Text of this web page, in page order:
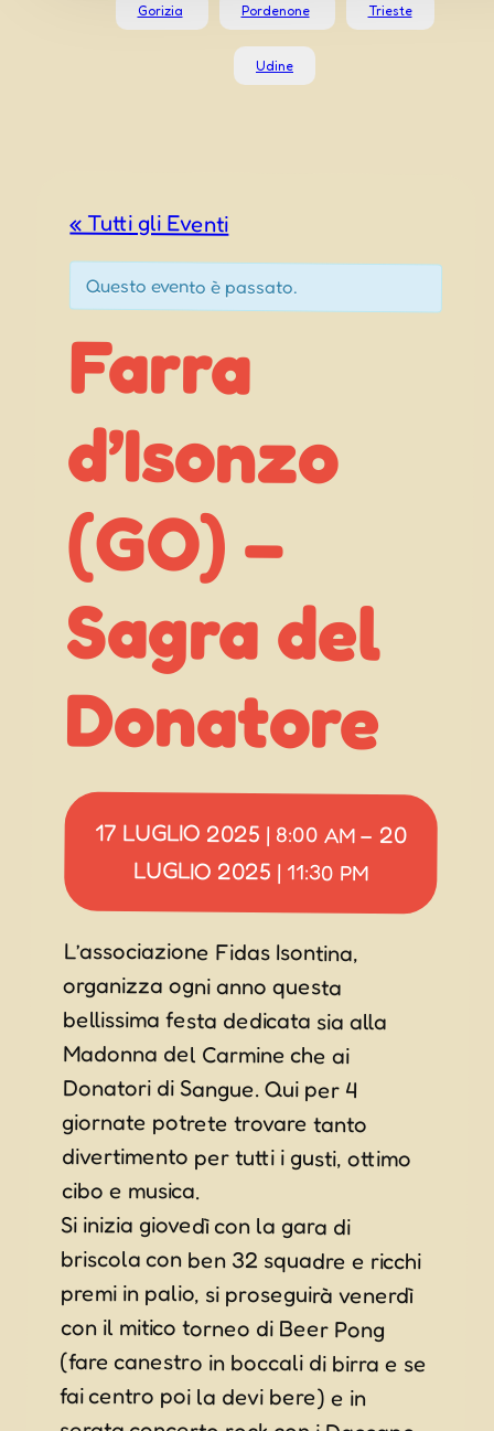
Gorizia Pordenone Trieste
Udine
« Tutti gli Eventi
Questo evento è passato.
Farra
d’Isonzo
(GO) –
Sagra del
Donatore
17 LUGLIO 2025 | 8:00 AM– 20
LUGLIO 2025 | 11:30 PM
L’associazione Fidas Isontina,
organizza ogni anno questa
bellissima festa dedicata sia alla
Madonna del Carmine che ai
Donatori di Sangue. Qui per 4
giornate potrete trovare tanto
divertimento per tutti i gusti, ottimo
cibo e musica.
Si inizia giovedì con la gara di
briscola con ben 32 squadre e ricchi
premi in palio, si proseguirà venerdì
con il mitico torneo di Beer Pong
(fare canestro in boccali di birra e se
fai centro poi la devi bere) e in
serata concerto rock con i Daccapo,
sabato 20 ci sarà un motoraduno al
mattino e alle 20 uno spettacolo di
danza. Si chiuderà domenica con
l’orchestra Fantasy e la Tombola